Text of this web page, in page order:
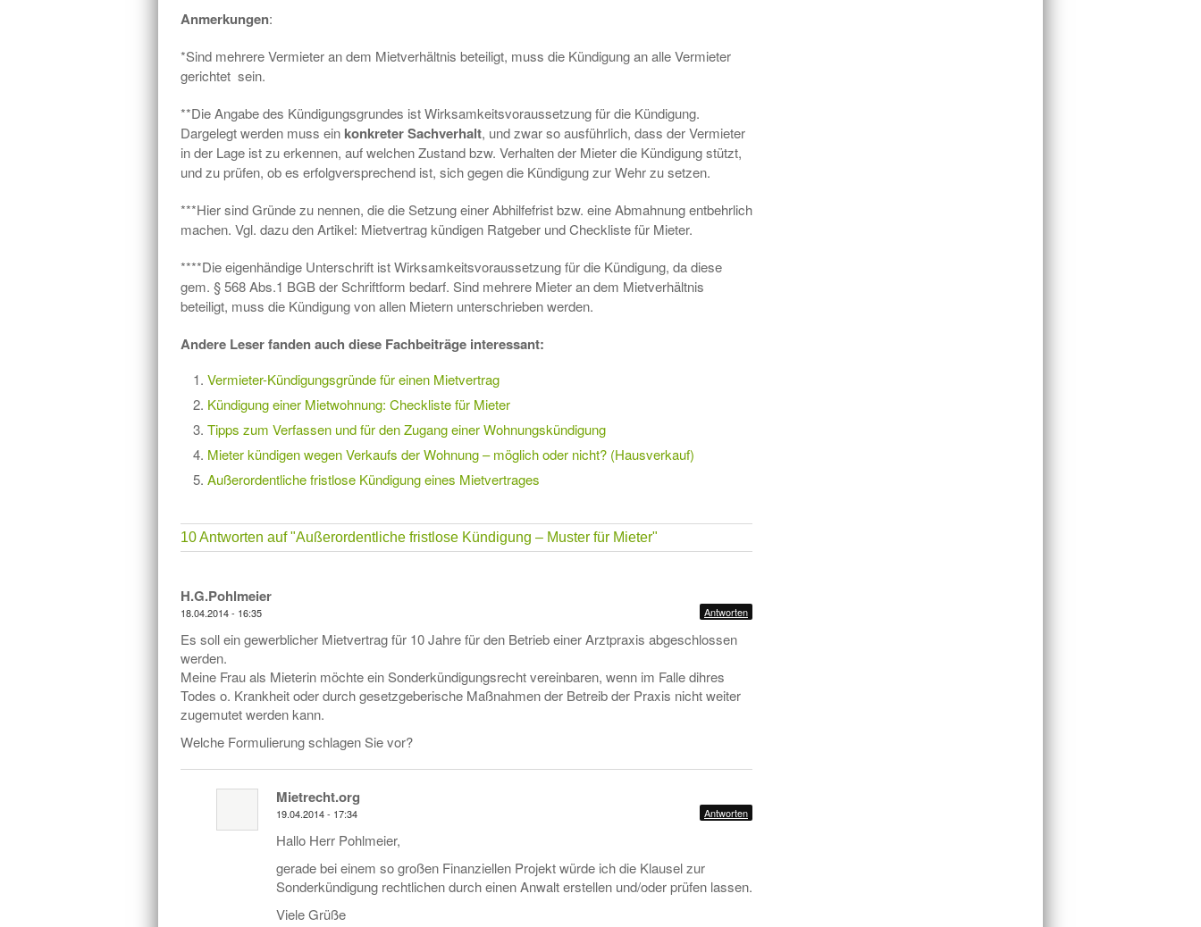
Anmerkungen:
*Sind mehrere Vermieter an dem Mietverhältnis beteiligt, muss die Kündigung an alle Vermieter
gerichtet sein.
**Die Angabe des Kündigungsgrundes ist Wirksamkeitsvoraussetzung für die Kündigung.
Dargelegt werden muss ein konkreterSachverhalt, und zwar so ausführlich, dass der Vermieter
in der Lage ist zu erkennen, auf welchen Zustand bzw. Verhalten der Mieter die Kündigung stützt,
und zu prüfen, ob es erfolgversprechend ist, sich gegen die Kündigung zur Wehr zu setzen.
***Hier sind Gründe zu nennen, die die Setzung einer Abhilfefrist bzw. eine Abmahnung entbehrlich
machen. Vgl. dazu den Artikel: Mietvertrag kündigen Ratgeber und Checkliste für Mieter.
****Die eigenhändige Unterschrift ist Wirksamkeitsvoraussetzung für die Kündigung, da diese
gem. § 568 Abs.1 BGB der Schriftform bedarf. Sind mehrere Mieter an dem Mietverhältnis
beteiligt, muss die Kündigung von allen Mietern unterschrieben werden.
Andere Leser fanden auch diese Fachbeiträge interessant:
Vermieter-Kündigungsgründe für einen Mietvertrag
Kündigung einer Mietwohnung: Checkliste für Mieter
Tipps zum Verfassen und für den Zugang einer Wohnungskündigung
Mieter kündigen wegen Verkaufs der Wohnung – möglich oder nicht? (Hausverkauf)
Außerordentliche fristlose Kündigung eines Mietvertrages
10 Antworten auf"Außerordentliche fristlose Kündigung – Muster für Mieter"
H.G.Pohlmeier
18.04.2014 - 16:35 Antworten
Es soll ein gewerblicher Mietvertrag für 10 Jahre für den Betrieb einer Arztpraxis abgeschlossen
werden.
Meine Frau als Mieterin möchte ein Sonderkündigungsrecht vereinbaren, wenn im Falle dihres
Todes o. Krankheit oder durch gesetzgeberische Maßnahmen der Betreib der Praxis nicht weiter
zugemutet werden kann.
Welche Formulierung schlagen Sie vor?
Mietrecht.org
19.04.2014 - 17:34 Antworten
Hallo Herr Pohlmeier,
gerade bei einem so großen Finanziellen Projekt würde ich die Klausel zur
Sonderkündigung rechtlichen durch einen Anwalt erstellen und/oder prüfen lassen.
Viele Grüße